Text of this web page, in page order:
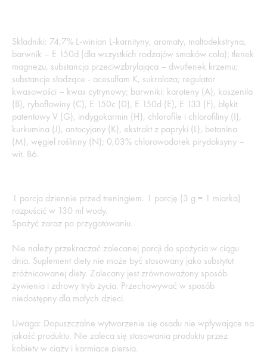
Składniki: 74,7% L-winian L-karnityny, aromaty, maltodekstryna,
barwnik – E 150d (dla wszystkich rodzajów smaków cola); tlenek
magnezu, substancja przeciwzbrylająca – dwutlenek krzemu;
substancje słodzące - acesulfam K, sukraloza; regulator
kwasowości – kwas cytrynowy; barwniki: karoteny (A), koszenila
(B), ryboflawiny (C), E 150c (D), E 150d (E), E 133 (F), błękit
patentowy V (G), indygokarmin (H), chlorofile i chlorofiliny (I),
kurkumina (J), antocyjany (K), ekstrakt z papryki (L), betanina
(M), węgiel roślinny (N); 0,03% chlorowodorek pirydoksyny –
wit. B6.
1 porcja dziennie przed treningiem. 1 porcję (3 g = 1 miarka)
rozpuścić w 130 ml wody.
Spożyć zaraz po przygotowaniu.
Nie należy przekraczać zalecanej porcji do spożycia w ciągu
dnia. Suplement diety nie może być stosowany jako substytut
zróżnicowanej diety. Zalecany jest zrównoważony sposób
żywienia i zdrowy tryb życia. Przechowywać w sposób
niedostępny dla małych dzieci.
Uwaga: Dopuszczalne wytworzenie się osadu nie wpływające na
jakość produktu. Nie zaleca się stosowania produktu przez
kobiety w ciąży i karmiące piersią.